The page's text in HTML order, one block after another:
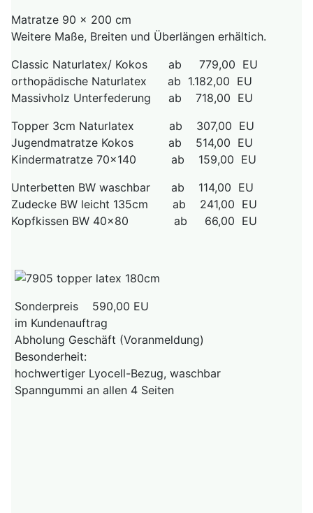
Matratze 90 x 200 cm
Weitere Maße, Breiten und Überlängen erhältich.
Classic Naturlatex/ Kokos ab 779,00 EU
orthopädische Naturlatex ab 1.182,00 EU
Massivholz Unterfederung ab 718,00 EU
Topper 3cm Naturlatex ab 307,00 EU
Jugendmatratze Kokos ab 514,00 EU
Kindermatratze 70x140 ab 159,00 EU
Unterbetten BW waschbar ab 114,00 EU
Zudecke BW leicht 135cm ab 241,00 EU
Kopfkissen BW 40x80 ab 66,00 EU
Sonderpreis 590,00 EU
im Kundenauftrag
Abholung Geschäft (Voranmeldung)
Besonderheit:
hochwertiger Lyocell-Bezug, waschbar
Spanngummi an allen 4 Seiten